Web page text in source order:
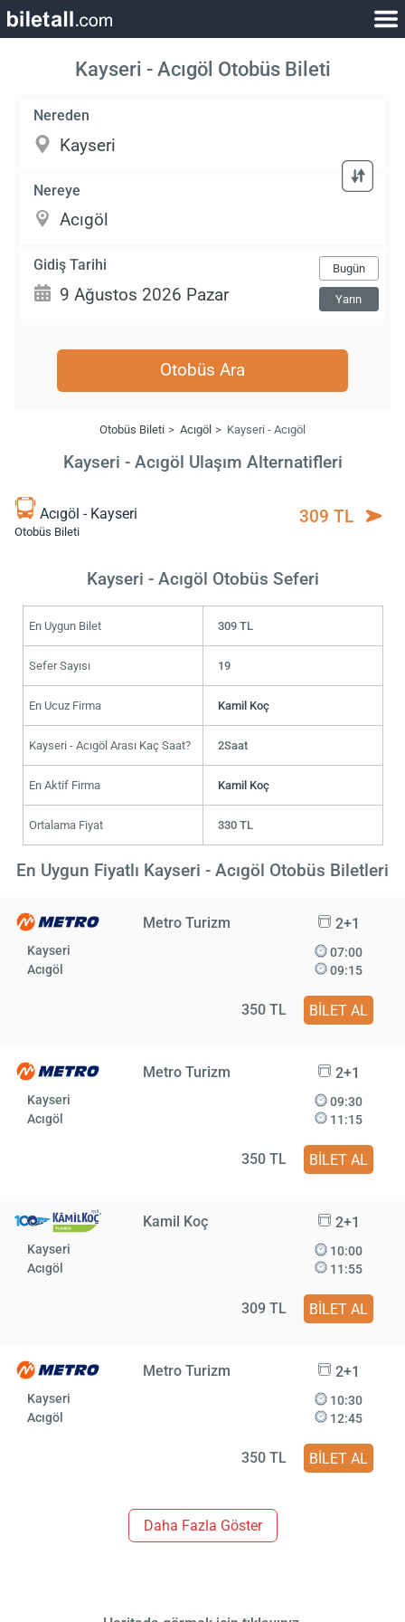
Kayseri - Acıgöl Otobüs Bileti
Nereden
Nereye
Gidiş Tarihi Bugün
Yarın
Otobüs Ara
Otobüs Bileti Acıgöl Kayseri - Acıgöl
Kayseri - Acıgöl Ulaşım Alternatifleri
Acıgöl - Kayseri
Otobüs Bileti
309 TL
Kayseri - Acıgöl Otobüs Seferi
En Uygun Bilet 309 TL
Sefer Sayısı 19
En Ucuz Firma Kamil Koç
Kayseri - Acıgöl Arası Kaç Saat? 2Saat
En Aktif Firma Kamil Koç
Ortalama Fiyat 330 TL
En Uygun Fiyatlı Kayseri - Acıgöl Otobüs Biletleri
Metro Turizm 2+1
Kayseri
Acıgöl
07:00
09:15
350 TL BİLET AL
Metro Turizm 2+1
Kayseri
Acıgöl
09:30
11:15
350 TL BİLET AL
Kamil Koç 2+1
Kayseri
Acıgöl
10:00
11:55
309 TL BİLET AL
Metro Turizm 2+1
Kayseri
Acıgöl
10:30
12:45
350 TL BİLET AL
Daha Fazla Göster